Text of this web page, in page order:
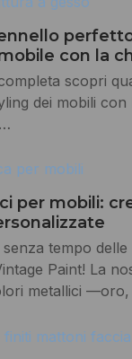
con la
scopri
dei mobili con
per mobili:
tempo delle
Paint! La
metallici